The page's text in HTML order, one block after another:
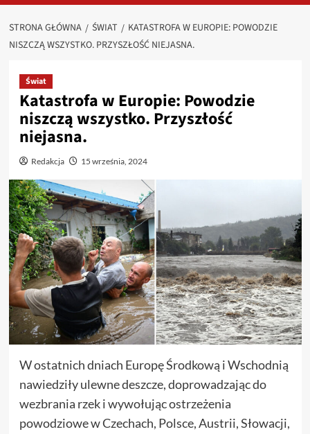
STRONA GŁÓWNA ŚWIAT
KATASTROFA W EUROPIE: POWODZIE
NISZCZĄ WSZYSTKO. PRZYSZŁOŚĆ NIEJASNA.
Świat
Katastrofa w Europie: Powodzie
niszczą wszystko. Przyszłość
niejasna.
Redakcja 15 września, 2024
W ostatnich dniach Europę Środkową i Wschodnią
nawiedziły ulewne deszcze, doprowadzając do
wezbrania rzek i wywołując ostrzeżenia
powodziowe w Czechach, Polsce, Austrii, Słowacji,